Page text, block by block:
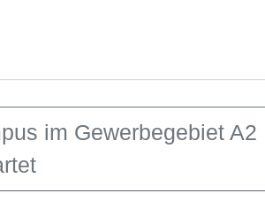
im Gewerbegebiet A2